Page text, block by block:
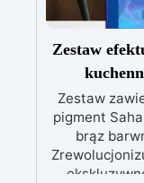
Zestaw
Zestaw
pigment
brąz